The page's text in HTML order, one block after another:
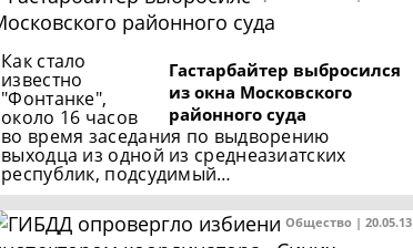
Гастарбайтер выбросился
из окна Московского
районного суда
Как стало
известно
"Фонтанке",
около 16 часов
во время заседания по выдворению
выходца из одной из среднеазиатских
республик, подсудимый…
Общество | 20.05.13